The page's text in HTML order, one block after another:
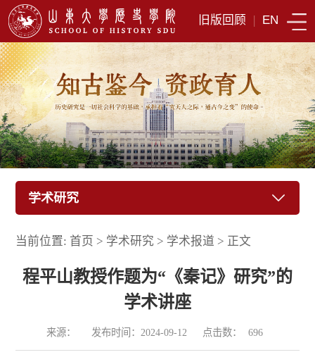
旧版回顾 | EN
学术研究
当前位置: 首页 > 学术研究 > 学术报道 > 正文
程平山教授作题为“《秦记》研究”的
学术讲座
来源： 发布时间：2024-09-12 点击数： 696